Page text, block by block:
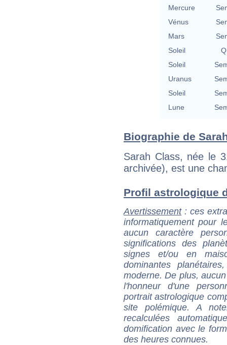
Mercure
Vénus
Mars
Soleil
Soleil
Uranus
Soleil
Lune
Biographie de
Sarah Class, née le
archivée), est une
Profil astrologique
Avertissement: ces
informatiquement pour
aucun caractère
significations des
signes et/ou en
dominantes
moderne. De plus,
l'honneur d'une
portrait astrologique
site polémique. A
recalculées
domification avec le
des heures connues.